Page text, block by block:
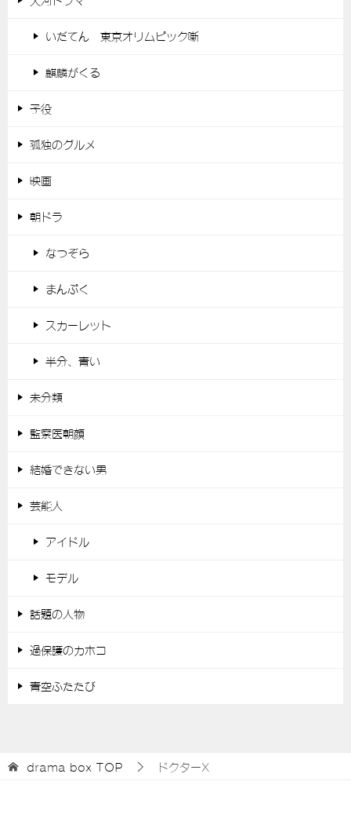
いだてん 東京オリムピック噺
麒麟がくる
子役
孤独のグルメ
映画
朝ドラ
なつぞら
まんぷく
スカーレット
半分、青い
未分類
監察医朝顔
結婚できない男
芸能人
アイドル
モデル
話題の人物
過保護のカホコ
青空ふたたび
drama box TOP ドクターX